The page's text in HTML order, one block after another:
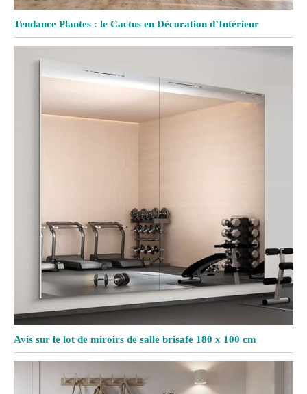
Tendance Plantes : le Cactus en Décoration d’Intérieur
Avis sur le lot de miroirs de salle brisafe 180 x 100 cm